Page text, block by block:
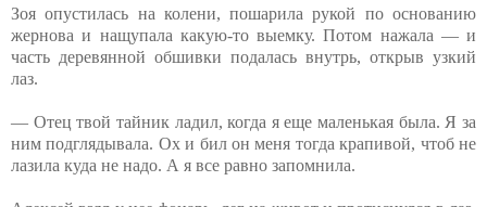
Зоя опустилась на колени, пошарила рукой по основанию
жернова и нащупала какую-то выемку. Потом нажала — и
часть деревянной обшивки подалась внутрь, открыв узкий
лаз.
— Отец твой тайник ладил, когда я еще маленькая была. Я за
ним подглядывала. Ох и бил он меня тогда крапивой, чтоб не
лазила куда не надо. А я все равно запомнила.